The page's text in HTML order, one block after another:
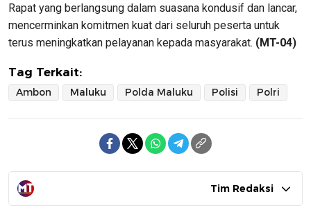
Rapat yang berlangsung dalam suasana kondusif dan lancar,
mencerminkan komitmen kuat dari seluruh peserta untuk
terus meningkatkan pelayanan kepada masyarakat. (MT-04)
Tag Terkait:
Ambon Maluku Polda Maluku Polisi Polri
Tim Redaksi